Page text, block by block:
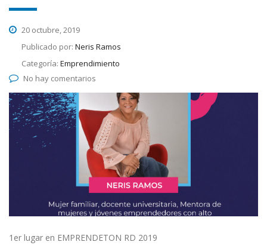
20 octubre, 2019
Publicado por: Neris Ramos
Categoría: Emprendimiento
No hay comentarios
1er lugar en EMPRENDETON RD 2019